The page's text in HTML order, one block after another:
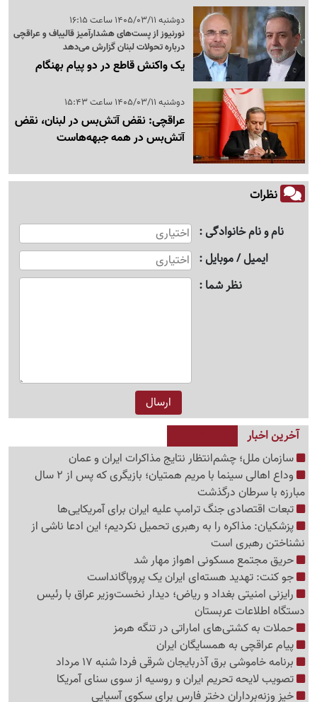
دوشنبه 1405/03/11 ساعت 16:15
نورنیوز از پست‌های هشدارآمیز قالیباف و عراقچی
درباره تحولات لبنان گزارش می‌دهد
یک واکنش قاطع در دو پیام بهنگام
دوشنبه 1405/03/11 ساعت 15:43
عراقچی: نقض آتش‌بس در لبنان، نقض
آتش‌بس در همه جبهه‌هاست
نظرات
نام و نام خانوادگی
ایمیل / موبایل
نظر شما
آخرین اخبار
سازمان ملل؛ چشم‌انتظار نتایج مذاکرات ایران و عمان
وداع اهالی سینما با مریم همتیان؛ بازیگری که پس از 2 سال
مبارزه با سرطان درگذشت
تبعات اقتصادی جنگ ترامپ علیه ایران برای آمریکایی‌ها
پزشکیان: مذاکره را به رهبری تحمیل نکردیم؛ این ادعا ناشی از
نشناختن رهبری است
حریق مجتمع مسکونی اهواز مهار شد
جو کنت: تهدید هسته‌ای ایران یک پروپاگانداست
رایزنی امنیتی بغداد و ریاض؛ دیدار نخست‌وزیر عراق با رئیس
دستگاه اطلاعات عربستان
حملات به کشتی‌های اماراتی در تنگه هرمز
پیام عراقچی به همسایگان ایران
برنامه خاموشی برق آذربایجان شرقی فردا شنبه 17 مرداد
تصویب لایحه تحریم ایران و روسیه از سوی سنای آمریکا
خیز وزنه‌برداران دختر فارس برای سکوی آسیایی